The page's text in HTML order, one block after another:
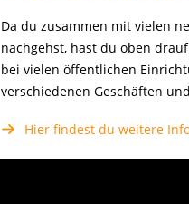
Da du zusammen mit vielen
nachgehst, hast du oben
bei vielen öffentlichen
verschiedenen Geschäften
Hier findest du weitere